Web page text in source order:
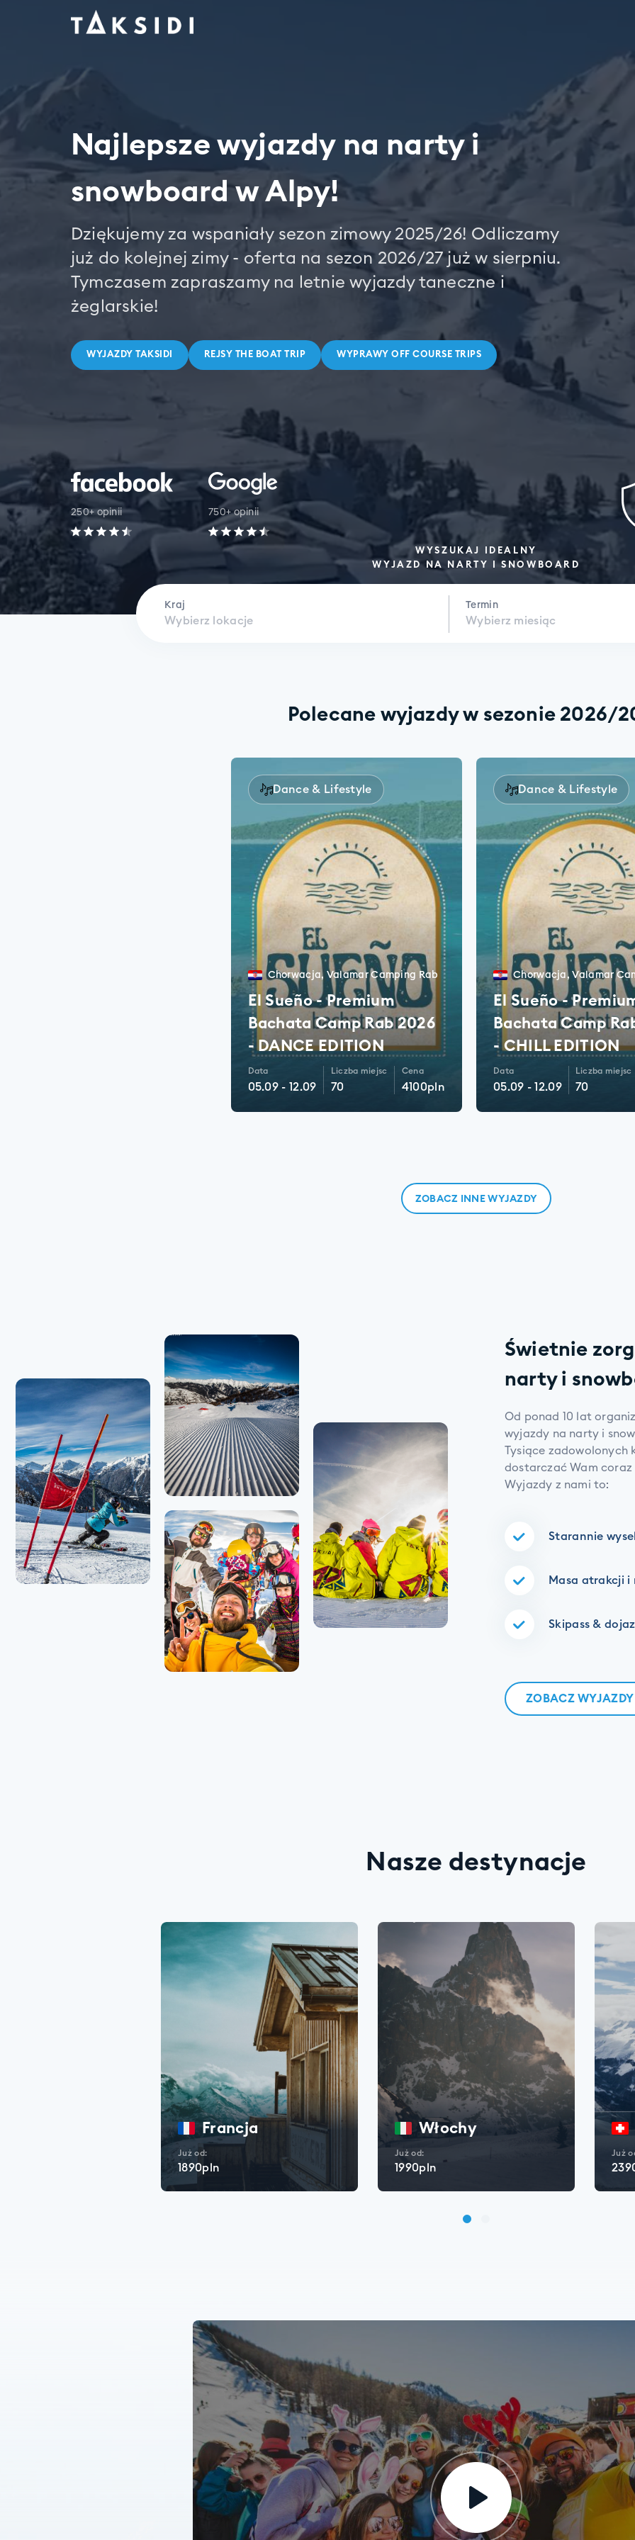
WYSZUKAJ IDEALNY
WYJAZD NA NARTY I SNOWBOARD
Kraj
Wybierz lokacje
Termin
Wybierz miesiąc
Najlepsze wyjazdy na narty i
snowboard w Alpy!
Dziękujemy za wspaniały sezon zimowy 2025/26! Odliczamy
już do kolejnej zimy - oferta na sezon 2026/27 już w sierpniu.
Tymczasem zapraszamy na letnie wyjazdy taneczne i
żeglarskie!
WYJAZDY TAKSIDI REJSY THE BOAT TRIP WYPRAWY OFF COURSE TRIPS
250+ opinii 750+ opinii
Polecane wyjazdy w sezonie 2026/
Dance & Lifestyle
Chorwacja, Valamar Camping Rab
El Sueño - Premium
Bachata Camp Rab 2026
- DANCE EDITION
Data
05.09 - 12.09
Liczba miejsc
70
Cena
4100pln
Dance & Lifestyle
Chorwacja ,Valamar
El Sueño -
Bachata Camp
- CHILL EDITION
Data
05.09 -12.09
Liczba miejsc
70
ZOBACZ INNE WYJAZDY
Świetnie
narty i
Od ponad 10 lat
wyjazdy na narty i
Tysiące zadowolonych
dostarczać Wam
Wyjazdy z nami to:
Starannie
Masa atrakcji i
Skipass &
ZOBACZ WYJAZDY
Nasze destynacje
Francja
Już od:
1890pln
Włochy
Już od:
1990pln
Już